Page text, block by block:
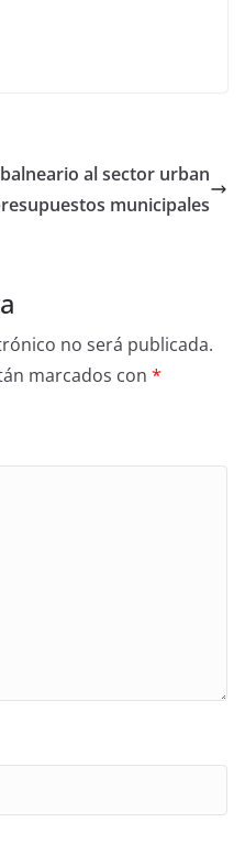
al sector urban
municipales
no será publicada.
marcados con *